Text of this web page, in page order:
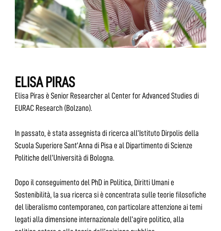
ELISA PIRAS
Elisa Piras è Senior Researcher al Center for Advanced Studies di
EURAC Research (Bolzano).
In passato, è stata assegnista di ricerca all’Istituto Dirpolis della
Scuola Superiore Sant’Anna di Pisa e al Dipartimento di Scienze
Politiche dell’Università di Bologna.
Dopo il conseguimento del PhD in Politica, Diritti Umani e
Sostenibilità, la sua ricerca si è concentrata sulle teorie filosofiche
del liberalismo contemporaneo, con particolare attenzione ai temi
legati alla dimensione internazionale dell’agire politico, alla